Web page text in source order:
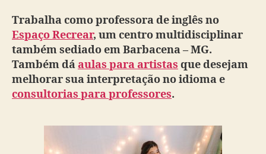
Trabalha como professora de inglês no
Espaço Recrear, um centro multidisciplinar
também sediado em Barbacena – MG.
Também dá aulas para artistas que desejam
melhorar sua interpretação no idioma e
consultorias para professores.